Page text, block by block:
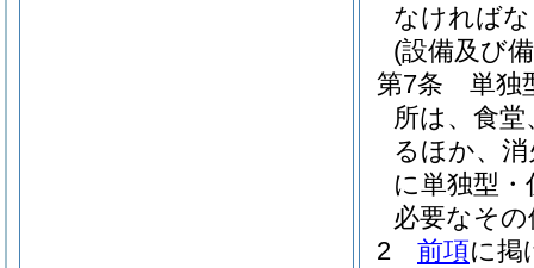
なければ
(設備及び
第7条
単独
所は、食
るほか、
に単独型
必要なそ
2
前項に掲